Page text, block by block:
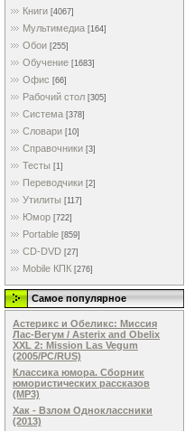
Книги [4067]
Мультимедиа [164]
Обои [255]
Обучение [1683]
Офис [66]
Рабочий стол [305]
Система [378]
Словари [10]
Справочники [3]
Тесты [1]
Переводчики [2]
Утилиты [117]
Юмор [722]
Portable [859]
CD-DVD [27]
Mobile КПК [276]
Самое популярное
Астерикс и Обеликс: Миссия
Лас-Вегум / Asterix and Obelix
XXL 2: Mission Las Vegum
(2005/PC/RUS)
Классика юмора. Сборник
юмористических рассказов
(MP3)
Хак - Взлом Одноклассники
(2013)